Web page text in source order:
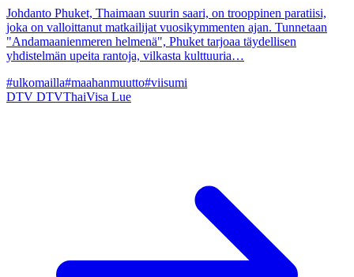
Johdanto Phuket, Thaimaan suurin saari, on trooppinen paratiisi,
joka on valloittanut matkailijat vuosikymmenten ajan. Tunnetaan
"Andamaanienmeren helmenä", Phuket tarjoaa täydellisen
yhdistelmän upeita rantoja, vilkasta kulttuuria…
#ulkomailla#maahanmuutto#viisumi
DTV DTVThaiVisa Lue